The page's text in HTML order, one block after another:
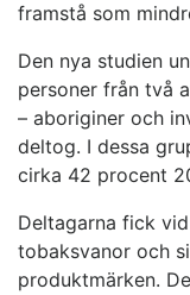
framstå som
Den nya studien
personer från två
– aboriginer och
deltog. I dessa
cirka 42 procent
Deltagarna fick
tobaksvanor och
produktmärken.